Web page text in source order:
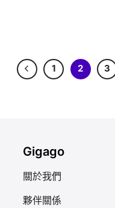
1 2 3
Gigago
關於我們
夥伴關係